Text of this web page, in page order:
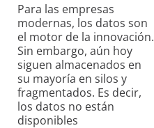
Para las empresas
modernas, los datos son
el motor de la innovación.
Sin embargo, aún hoy
siguen almacenados en
su mayoría en silos y
fragmentados. Es decir,
los datos no están
disponibles